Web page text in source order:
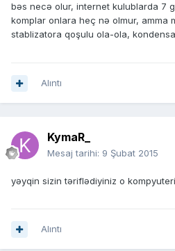
bəs necə olur, internet kulublarda 7
komplar onlara heç nə olmur, amma
stablizatora qoşulu ola-ola,
Alıntı
KymaR_
Mesaj tarihi: 9 Şubat 2015
yəyqin sizin təriflədiyiniz o
Alıntı